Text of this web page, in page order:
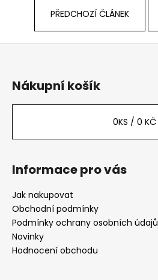
PŘEDCHOZÍ ČLÁNEK
Z
Nákupní košík
0KS / 0 KČ
Informace pro vás
Jak nakupovat
Obchodní podmínky
Podmínky ochrany osobních údajů
Novinky
Hodnocení obchodu